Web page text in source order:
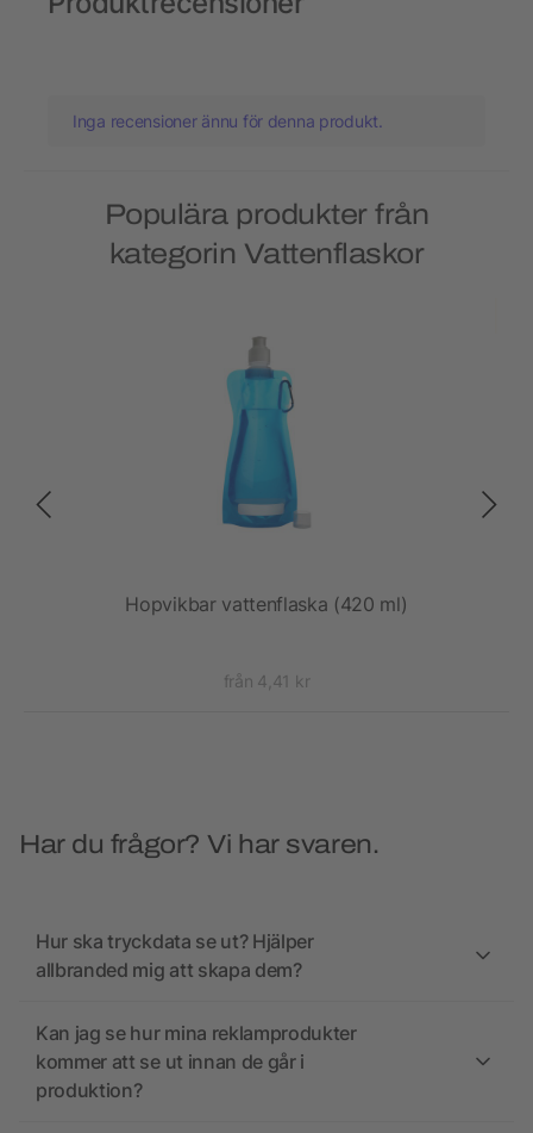
Inga recensioner ännu för denna produkt.
Populära produkter från
kategorin Vattenflaskor
Hopvikbar vattenflaska (420 ml)
från 4,41 kr
Har du frågor? Vi har svaren.
Hur ska tryckdata se ut? Hjälper
allbranded mig att skapa dem?
Kan jag se hur mina reklamprodukter
kommer att se ut innan de går i
produktion?